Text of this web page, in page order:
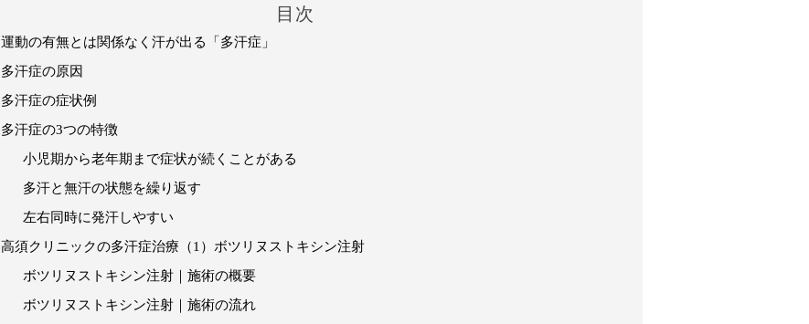
目次
運動の有無とは関係なく汗が出る「多汗症」
多汗症の原因
多汗症の症状例
多汗症の3つの特徴
小児期から老年期まで症状が続くことがある
多汗と無汗の状態を繰り返す
左右同時に発汗しやすい
高須クリニックの多汗症治療（1）ボツリヌストキシン注射
ボツリヌストキシン注射｜施術の概要
ボツリヌストキシン注射｜施術の流れ